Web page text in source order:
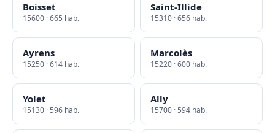
Boisset
15600 · 665 hab.
Saint-Illide
15310 · 656 hab.
Ayrens
15250 · 614 hab.
Marcolès
15220 · 600 hab.
Yolet
15130 · 596 hab.
Ally
15700 · 594 hab.